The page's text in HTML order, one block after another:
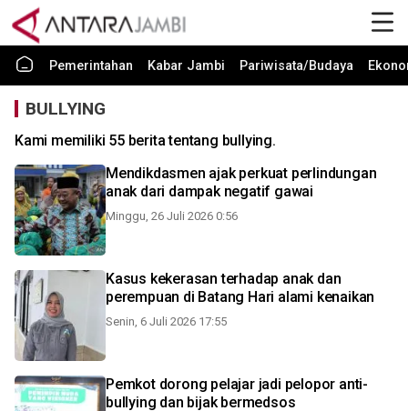
Pemerintahan Kabar Jambi Pariwisata/Budaya
BULLYING
Kami memiliki 55 berita tentang bullying.
Mendikdasmen ajak perkuat perlindungan
anak dari dampak negatif gawai
Minggu, 26 Juli 2026 0:56
Kasus kekerasan terhadap anak dan
perempuan di Batang Hari alami kenaikan
Senin, 6 Juli 2026 17:55
Pemkot dorong pelajar jadi pelopor anti-
bullying dan bijak bermedsos